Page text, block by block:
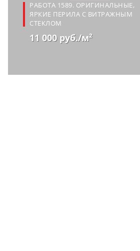
РАБОТА 1589. ОРИГИНАЛЬНЫЕ,
ЯРКИЕ ПЕРИЛА С ВИТРАЖНЫМ
СТЕКЛОМ
11 000 руб./м²